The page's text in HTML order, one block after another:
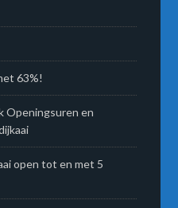
63%!
Openingsuren en
open tot en met 5